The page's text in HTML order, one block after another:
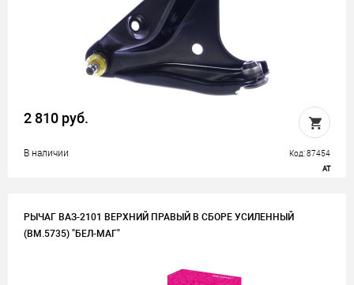
2 810 руб.
В наличии Код: 87454
AT
РЫЧАГ ВАЗ-2101 ВЕРХНИЙ ПРАВЫЙ В СБОРЕ УСИЛЕННЫЙ
(BM.5735) "БЕЛ-МАГ"